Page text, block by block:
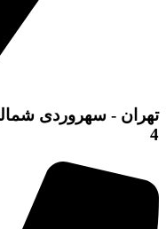
4